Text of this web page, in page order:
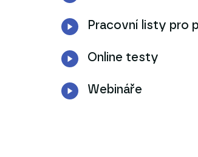
Pracovní listy pro
Online testy
Webináře